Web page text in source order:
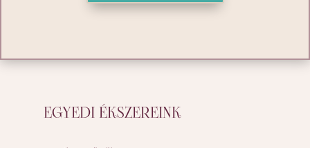
EGYEDI ÉKSZEREINK